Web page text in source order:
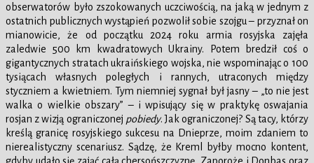
obserwatorów było zszokowanych uczciwością, na jaką w jednym z
ostatnich publicznych wystąpień pozwolił sobie szojgu – przyznał on
mianowicie, że od początku 2024 roku armia rosyjska zajęła
zaledwie 500 km kwadratowych Ukrainy. Potem bredził coś o
gigantycznych stratach ukraińskiego wojska, nie wspominając o 100
tysiącach własnych poległych i rannych, utraconych między
styczniem a kwietniem. Tym niemniej sygnał był jasny – „to nie jest
walka o wielkie obszary” – i wpisujący się w praktykę oswajania
rosjan z wizją ograniczonej pobiedy. Jak ograniczonej? Są tacy, którzy
kreślą granicę rosyjskiego sukcesu na Dnieprze, moim zdaniem to
nierealistyczny scenariusz. Sądzę, że Kreml byłby mocno kontent,